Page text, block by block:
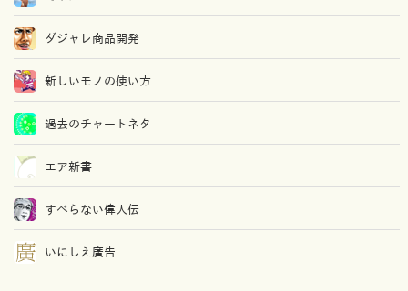
ダジャレ商品開発
新しいモノの使い方
過去のチャートネタ
エア新書
すべらない偉人伝
いにしえ廣告